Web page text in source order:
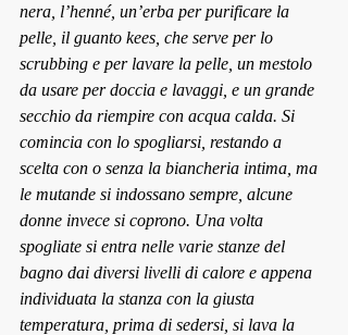
nera, l’henné, un’erba per purificare la
pelle, il guanto kees, che serve per lo
scrubbing e per lavare la pelle, un mestolo
da usare per doccia e lavaggi, e un grande
secchio da riempire con acqua calda. Si
comincia con lo spogliarsi, restando a
scelta con o senza la biancheria intima, ma
le mutande si indossano sempre, alcune
donne invece si coprono. Una volta
spogliate si entra nelle varie stanze del
bagno dai diversi livelli di calore e appena
individuata la stanza con la giusta
temperatura, prima di sedersi, si lava la